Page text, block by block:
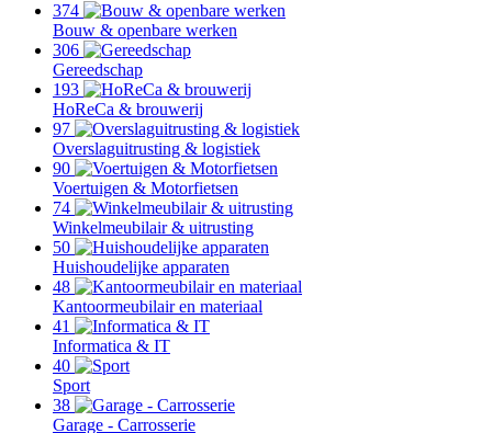
374
Bouw & openbare werken
306
Gereedschap
193
HoReCa & brouwerij
97
Overslaguitrusting & logistiek
90
Voertuigen & Motorfietsen
74
Winkelmeubilair & uitrusting
50
Huishoudelijke apparaten
48
Kantoormeubilair en materiaal
41
Informatica & IT
40
Sport
38
Garage - Carrosserie